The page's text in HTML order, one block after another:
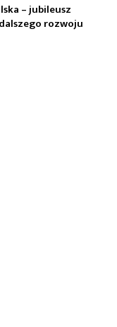
– jubileusz
rozwoju